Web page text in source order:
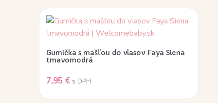
Gumička s mašľou do vlasov Faya Siena
tmavomodrá
7,95 € s DPH